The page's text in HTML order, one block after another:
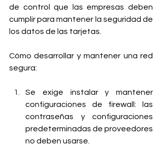
de control que las empresas deben
cumplir para mantener la seguridad de
los datos de las tarjetas.
Cómo desarrollar y mantener una red
segura:
Se exige instalar y mantener
configuraciones de firewall: las
contraseñas y configuraciones
predeterminadas de proveedores
no deben usarse.